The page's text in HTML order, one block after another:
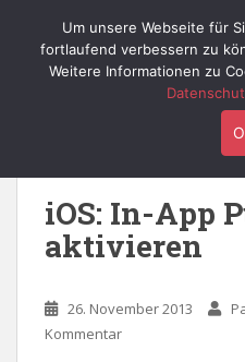
Willy's Technik-
iOS: In-App
aktivieren
26. November 2013
Kommentar
Um unsere Webseite für
fortlaufend verbessern zu
Weitere Informationen zu